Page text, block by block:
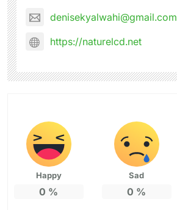
denisekyalwahi@gmail.com
https://naturelcd.net
Happy
0 %
Sad
0 %